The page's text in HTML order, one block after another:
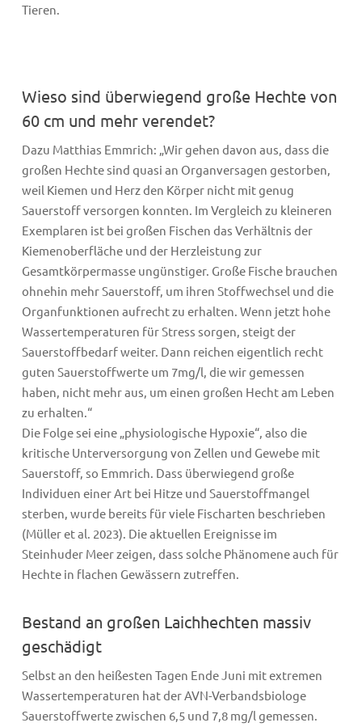
Tieren.
Wieso sind überwiegend große Hechte von
60 cm und mehr verendet?
Dazu Matthias Emmrich: „Wir gehen davon aus, dass die
großen Hechte sind quasi an Organversagen gestorben,
weil Kiemen und Herz den Körper nicht mit genug
Sauerstoff versorgen konnten. Im Vergleich zu kleineren
Exemplaren ist bei großen Fischen das Verhältnis der
Kiemenoberfläche und der Herzleistung zur
Gesamtkörpermasse ungünstiger. Große Fische brauchen
ohnehin mehr Sauerstoff, um ihren Stoffwechsel und die
Organfunktionen aufrecht zu erhalten. Wenn jetzt hohe
Wassertemperaturen für Stress sorgen, steigt der
Sauerstoffbedarf weiter. Dann reichen eigentlich recht
guten Sauerstoffwerte um 7mg/l, die wir gemessen
haben, nicht mehr aus, um einen großen Hecht am Leben
zu erhalten.“
Die Folge sei eine „physiologische Hypoxie“, also die
kritische Unterversorgung von Zellen und Gewebe mit
Sauerstoff, so Emmrich. Dass überwiegend große
Individuen einer Art bei Hitze und Sauerstoffmangel
sterben, wurde bereits für viele Fischarten beschrieben
(Müller et al. 2023). Die aktuellen Ereignisse im
Steinhuder Meer zeigen, dass solche Phänomene auch für
Hechte in flachen Gewässern zutreffen.
Bestand an großen Laichhechten massiv
geschädigt
Selbst an den heißesten Tagen Ende Juni mit extremen
Wassertemperaturen hat der AVN-Verbandsbiologe
Sauerstoffwerte zwischen 6,5 und 7,8 mg/l gemessen.